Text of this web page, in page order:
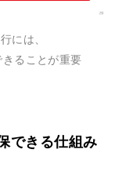
には、
ることが重要
できる仕組み